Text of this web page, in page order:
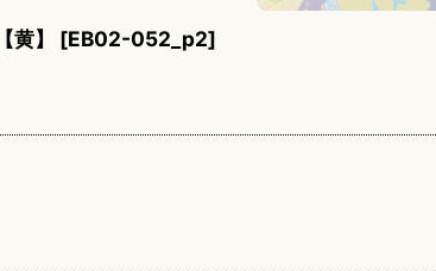
】 [EB02-052_p2]